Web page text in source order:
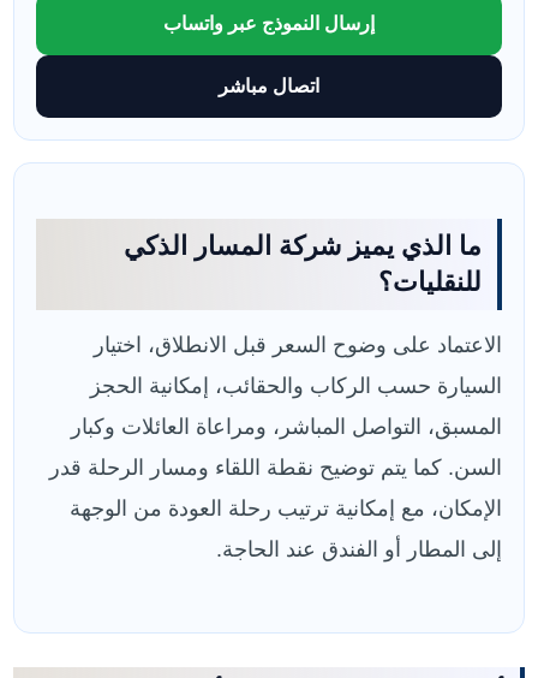
إرسال النموذج عبر واتساب
اتصال مباشر
ما الذي يميز شركة المسار الذكي
للنقليات؟
الاعتماد على وضوح السعر قبل الانطلاق، اختيار
السيارة حسب الركاب والحقائب، إمكانية الحجز
المسبق، التواصل المباشر، ومراعاة العائلات وكبار
السن. كما يتم توضيح نقطة اللقاء ومسار الرحلة قدر
الإمكان، مع إمكانية ترتيب رحلة العودة من الوجهة
إلى المطار أو الفندق عند الحاجة.